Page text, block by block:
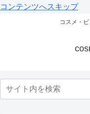
コンテンツへスキップ
コスメ・